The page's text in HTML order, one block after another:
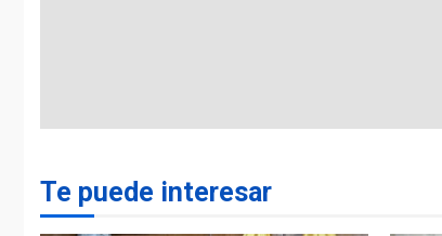
Te puede interesar